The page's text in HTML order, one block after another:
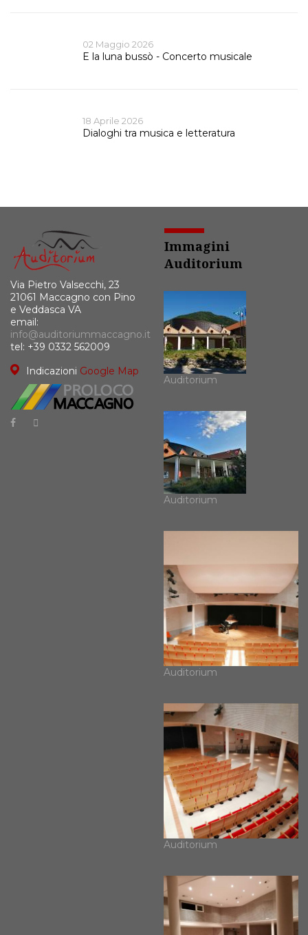
02 Maggio 2026
E la luna bussò - Concerto musicale
18 Aprile 2026
Dialoghi tra musica e letteratura
Via Pietro Valsecchi, 23
21061 Maccagno con Pino
e Veddasca VA
email:
info@auditoriummaccagno.it
tel: +39 0332 562009
Indicazioni Google Map
Immagini
Auditorium
Auditorium
Auditorium
Auditorium
Auditorium